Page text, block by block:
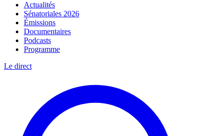
Actualités
Sénatoriales 2026
Émissions
Documentaires
Podcasts
Programme
Le direct